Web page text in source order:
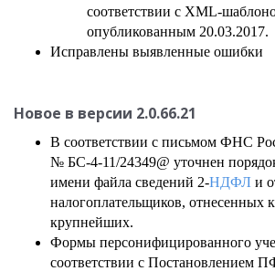
соответствии с XML-
опубликованным 20.03.2017.
Исправлены выявленные ошибки
Новое в версии 2.0.66.21
В соответствии с письмом ФНС
№ БС-4-11/24349@ уточнен
имени файла сведений 2-НДФЛ и
налогоплательщиков, отнесенных
крупнейших.
Формы персонифицированного
соответствии с Постановлением